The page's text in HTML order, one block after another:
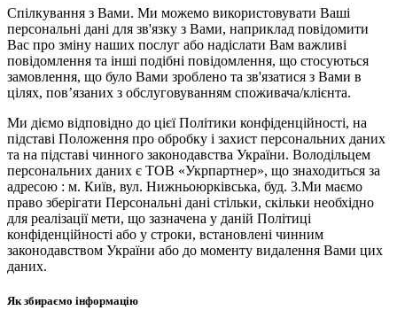
Спілкування з Вами. Ми можемо використовувати Ваші
персональні дані для зв'язку з Вами, наприклад повідомити
Вас про зміну наших послуг або надіслати Вам важливі
повідомлення та інші подібні повідомлення, що стосуються
замовлення, що було Вами зроблено та зв'язатися з Вами в
цілях, пов’язаних з обслуговуванням споживача/клієнта.
Ми діємо відповідно до цієї Політики конфіденційності, на
підставі Положення про обробку і захист персональних даних
та на підставі чинного законодавства України. Володільцем
персональних даних є ТОВ «Укрпартнер», що знаходиться за
адресою : м. Київ, вул. Нижньоюркiвська, буд. 3.Ми маємо
право зберігати Персональні дані стільки, скільки необхідно
для реалізації мети, що зазначена у даній Політиці
конфіденційності або у строки, встановлені чинним
законодавством України або до моменту видалення Вами цих
даних.
Як збираємо інформацію